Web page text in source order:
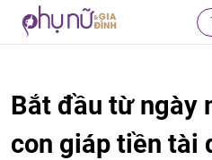
Bắt đầu từ ngày
con giáp tiền tài